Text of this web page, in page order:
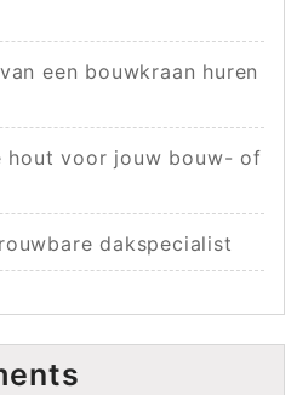
een bouwkraan huren
hout voor jouw bouw- of
dakspecialist